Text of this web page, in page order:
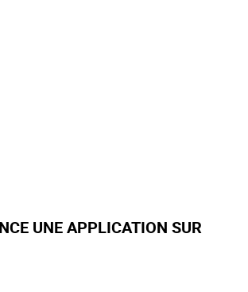
UNE APPLICATION SUR